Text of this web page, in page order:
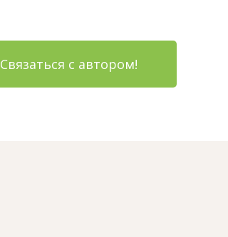
Связаться с автором!